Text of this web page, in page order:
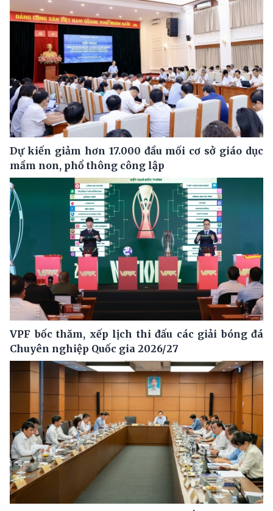
Dự kiến giảm hơn 17.000 đầu mối cơ sở giáo dục
mầm non, phổ thông công lập
VPF bốc thăm, xếp lịch thi đấu các giải bóng đá
Chuyên nghiệp Quốc gia 2026/27